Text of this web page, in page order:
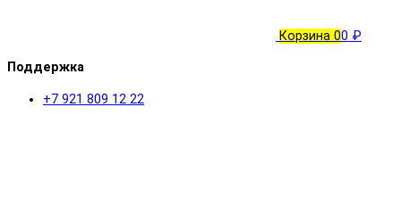
Корзина 00 ₽
Поддержка
+7 921 809 12 22